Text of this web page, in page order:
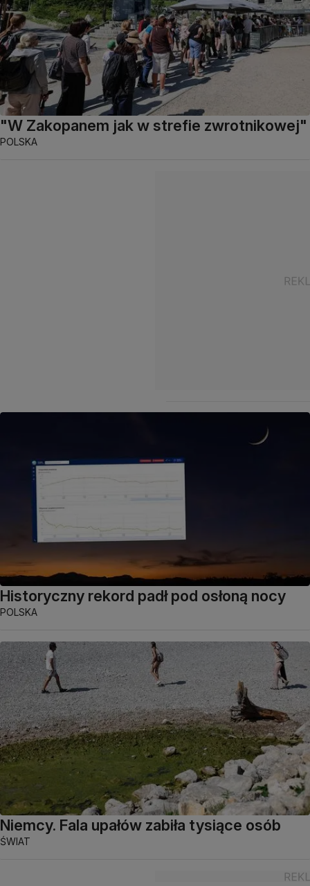
"W Zakopanem jak w strefie zwrotnikowej"
POLSKA
Historyczny rekord padł pod osłoną nocy
POLSKA
Niemcy. Fala upałów zabiła tysiące osób
ŚWIAT